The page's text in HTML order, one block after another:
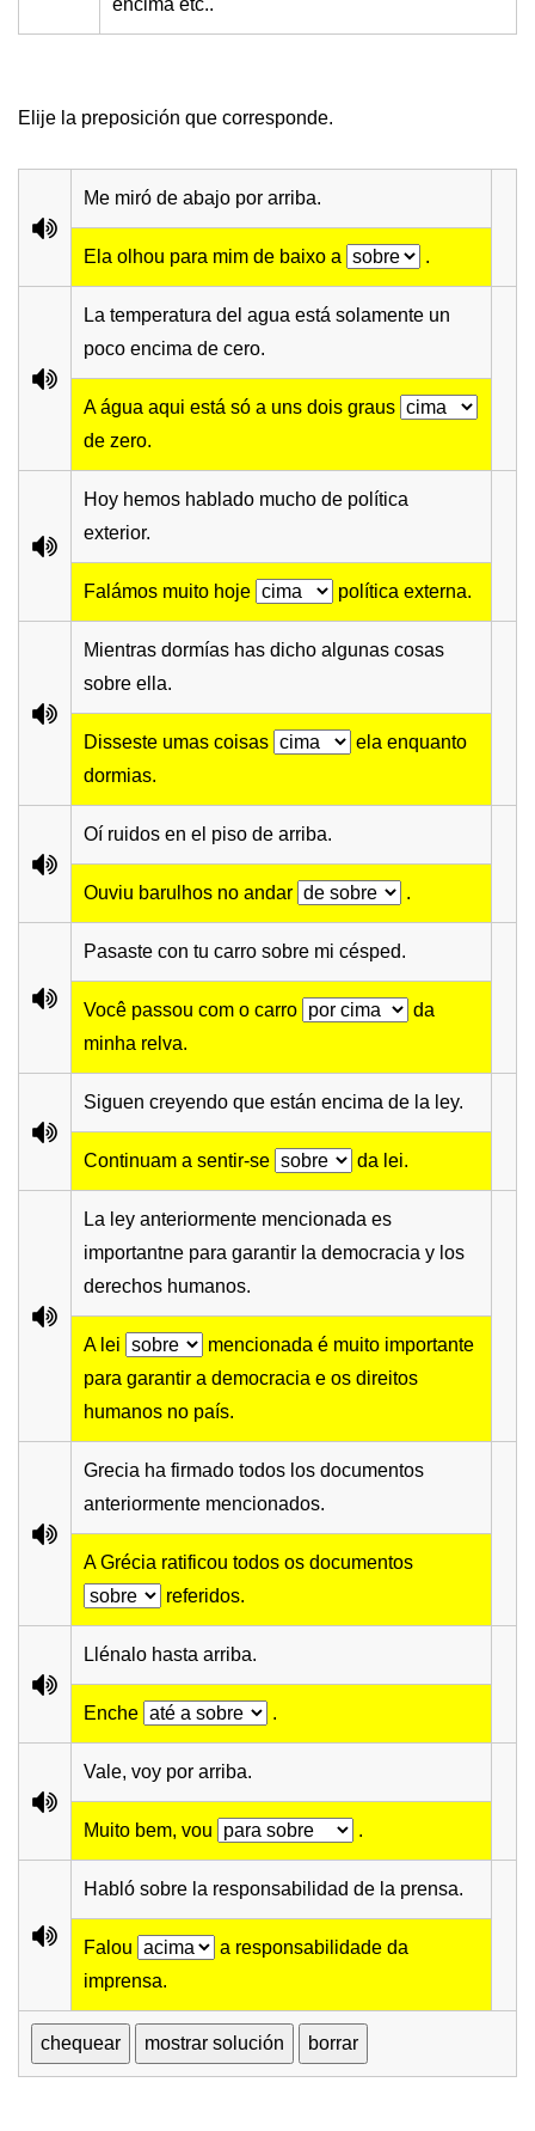
encima etc..
Elije la preposición que corresponde.
Me miró de abajo por arriba.
Ela olhou para mim de baixo a .
La temperatura del agua está solamente un
poco encima de cero.
A água aqui está só a uns dois graus
de zero.
Hoy hemos hablado mucho de política
exterior.
Falámos muito hoje política externa.
Mientras dormías has dicho algunas cosas
sobre ella.
Disseste umas coisas
ela enquanto
dormias.
Oí ruidos en el piso de arriba.
Ouviu barulhos no andar .
Pasaste con tu carro sobre mi césped.
Você passou com o carro
da
minha relva.
Siguen creyendo que están encima de la ley.
Continuam a sentir-se da lei.
La ley anteriormente mencionada es
importantne para garantir la democracia y los
derechos humanos.
A lei
mencionada é muito importante
para garantir a democracia e os direitos
humanos no país.
Grecia ha firmado todos los documentos
anteriormente mencionados.
A Grécia ratificou todos os documentos
referidos.
Llénalo hasta arriba.
Enche .
Vale, voy por arriba.
Muito bem, vou .
Habló sobre la responsabilidad de la prensa.
Falou
a responsabilidade da
imprensa.